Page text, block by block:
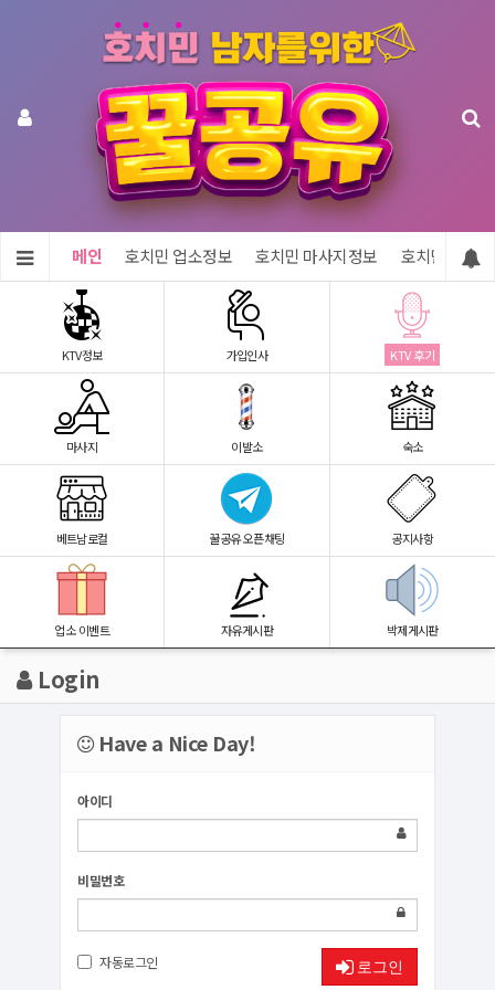
메인 호치민 업소정보 호치민 마사지정보 호치민 숙소
KTV정보 가입인사 KTV 후기
마사지 이발소 숙소
베트남로컬 꿀공유 오픈채팅 공지사항
업소 이벤트 자유게시판 박제게시판
Login
Have a Nice Day!
아이디
비밀번호
자동로그인 로그인